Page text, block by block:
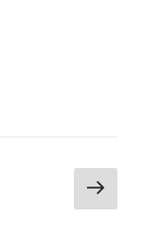
次
の